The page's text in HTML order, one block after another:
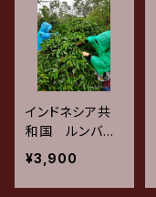
インドネシア共
和国 ルンバン
ジュル Mountai
n Water Proce
ss カチモール /
¥3,900